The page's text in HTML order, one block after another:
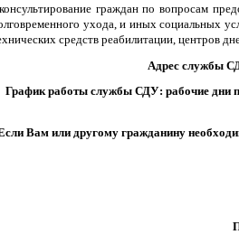
граждан по вопросам
ухода, и иных социальных
средств реабилитации, центров
Адрес службы
График работы службы СДУ: рабочие дни
Вам или другому гражданину